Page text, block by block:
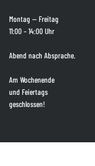
Montag — Freitag
11:00 – 14:00 Uhr
Abend nach Absprache.
Am Wochenende
und Feiertags
geschlossen!